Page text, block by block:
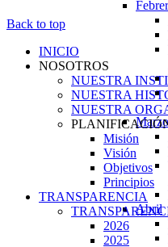
Marzo
Abril
Back to top
INICIO
NOSOTROS
NUESTRA
NUESTRA
NUESTRA
Misión
Visión
Objetivos
Principios
TRANSPARENCIA
2026
2025